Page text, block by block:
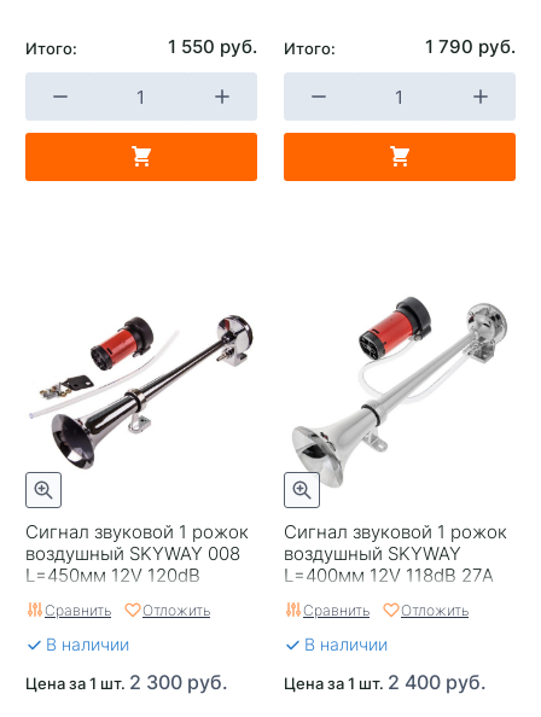
Итого: 1 550 руб. Итого: 1 790 руб.
Сигнал звуковой 1 рожок
воздушный SKYWAY 008
L=450мм 12V 120dB
Сравнить Отложить
В наличии
Цена за 1 шт. 2 300 руб.
Сигнал звуковой 1 рожок
воздушный SKYWAY
L=400мм 12V 118dB 27А
Хром
Сравнить Отложить
В наличии
Цена за 1 шт. 2 400 руб.